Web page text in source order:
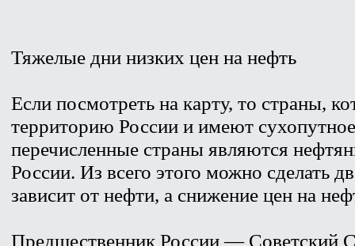
Тяжелые дни низких цен на нефть
Если посмотреть на карту, то страны,
территорию России и имеют
перечисленные страны являются
России. Из всего этого можно сделать
зависит от нефти, а снижение цен на
Предшественник России —